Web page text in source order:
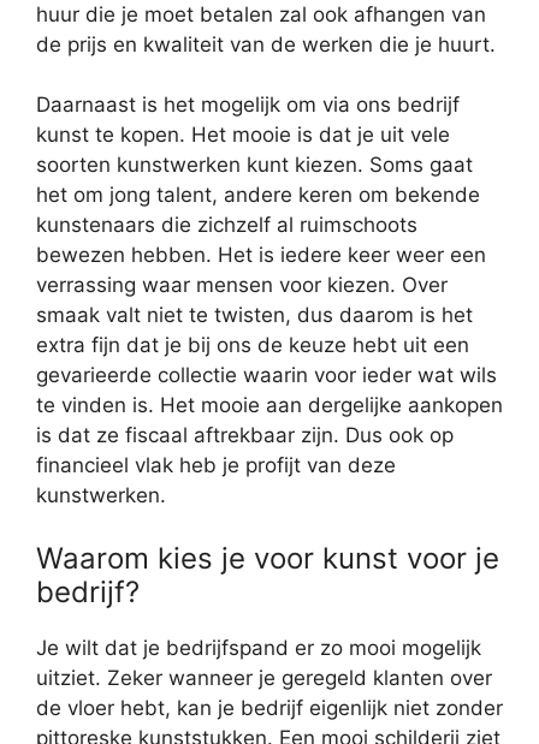
huur die je moet betalen zal ook afhangen van
de prijs en kwaliteit van de werken die je huurt.
Daarnaast is het mogelijk om via ons bedrijf
kunst te kopen. Het mooie is dat je uit vele
soorten kunstwerken kunt kiezen. Soms gaat
het om jong talent, andere keren om bekende
kunstenaars die zichzelf al ruimschoots
bewezen hebben. Het is iedere keer weer een
verrassing waar mensen voor kiezen. Over
smaak valt niet te twisten, dus daarom is het
extra fijn dat je bij ons de keuze hebt uit een
gevarieerde collectie waarin voor ieder wat wils
te vinden is. Het mooie aan dergelijke aankopen
is dat ze fiscaal aftrekbaar zijn. Dus ook op
financieel vlak heb je profijt van deze
kunstwerken.
Waarom kies je voor kunst voor je
bedrijf?
Je wilt dat je bedrijfspand er zo mooi mogelijk
uitziet. Zeker wanneer je geregeld klanten over
de vloer hebt, kan je bedrijf eigenlijk niet zonder
pittoreske kunststukken. Een mooi schilderij ziet